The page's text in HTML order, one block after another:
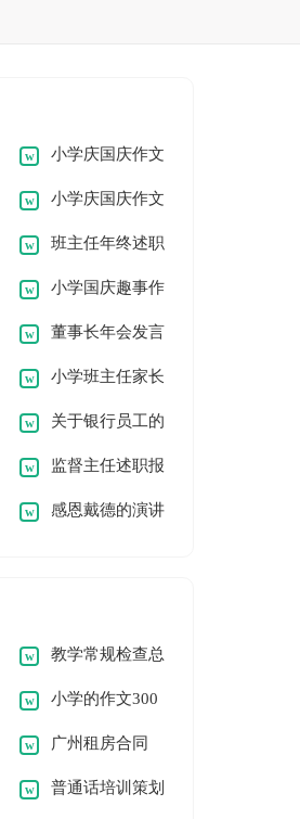
小学庆国庆作文
300字6篇小学庆国庆作文
300字4篇班主任年终述职
报告10篇小学国庆趣事作
文300字三篇
董事长年会发言
稿精华（15篇）
小学班主任家长
会发言稿关于银行员工的
述职报告范文集锦6
篇
监督主任述职报
告 感恩戴德的演讲
教学常规检查总
结15篇（经典）
小学的作文300
字(经典4篇)
广州租房合同
(15篇)普通话培训策划